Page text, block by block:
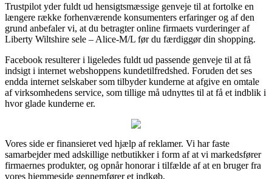
Trustpilot yder fuldt ud hensigtsmæssige genveje til at fortolke en
længere række forhenværende konsumenters erfaringer og af den
grund anbefaler vi, at du betragter online firmaets vurderinger af
Liberty Wiltshire sele – Alice-M/L før du færdiggør din shopping.
Facebook resulterer i ligeledes fuldt ud passende genveje til at få
indsigt i internet webshoppens kundetilfredshed. Foruden det ses
endda internet selskaber som tilbyder kunderne at afgive en omtale
af virksomhedens service, som tillige må udnyttes til at få et indblik i
hvor glade kunderne er.
Vores side er finansieret ved hjælp af reklamer. Vi har faste
samarbejder med adskillige netbutikker i form af at vi markedsfører
firmaernes produkter, og opnår honorar i tilfælde af at en bruger fra
vores hjemmeside gennemfører et indkøb.